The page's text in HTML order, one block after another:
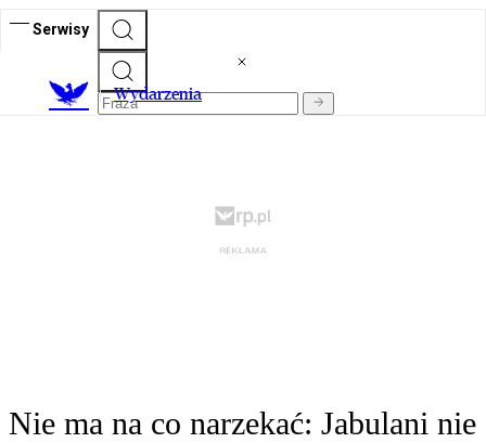
Serwisy
Wydarzenia
Nie ma na co narzekać: Jabulani nie